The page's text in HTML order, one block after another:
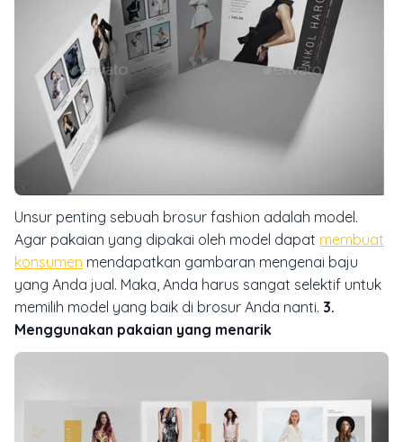
Unsur penting sebuah brosur fashion adalah model.
Agar pakaian yang dipakai oleh model dapat membuat
konsumen mendapatkan gambaran mengenai baju
yang Anda jual. Maka, Anda harus sangat selektif untuk
memilih model yang baik di brosur Anda nanti. 3.
Menggunakan pakaian yang menarik